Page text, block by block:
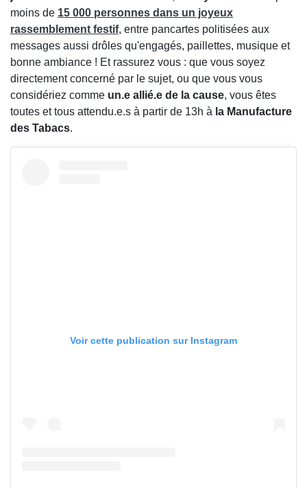
moins de 15 000 personnes dans un joyeux
rassemblement festif, entre pancartes politisées aux
messages aussi drôles qu'engagés, paillettes, musique et
bonne ambiance ! Et rassurez vous : que vous soyez
directement concerné par le sujet, ou que vous vous
considériez comme un.e allié.e de la cause, vous êtes
toutes et tous attendu.e.s à partir de 13h à la Manufacture
des Tabacs.
Voir cette publication sur Instagram